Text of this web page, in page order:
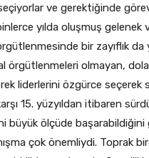
ve gerektiğinde
yılda oluşmuş gelenek
bir zayıflık da
örgütlenmeleri olmayan,
liderlerini özgürce seçerek
15. yüzyıldan itibaren
büyük ölçüde
çok önemliydi. Toprak